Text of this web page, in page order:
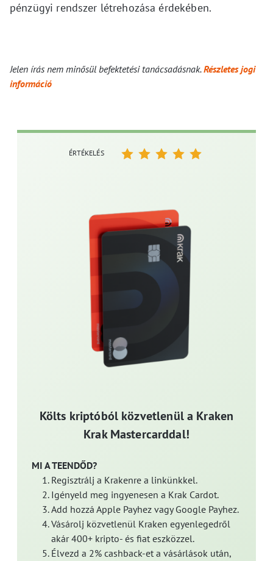
pénzügyi rendszer létrehozása érdekében.
Jelen írás nem minősül befektetési tanácsadásnak.Részletes jogi
információ
Költs kriptóból közvetlenül a Kraken
Krak Mastercarddal!
MI A TEENDŐD?
Regisztrálj a Krakenre a linkünkkel.
Igényeld meg ingyenesen a Krak Cardot.
Add hozzá Apple Payhez vagy Google Payhez.
Vásárolj közvetlenül Kraken egyenlegedről
akár 400+ kripto- és fiat eszközzel.
Élvezd a 2% cashback-et a vásárlások után,
ÉRTÉKELÉS